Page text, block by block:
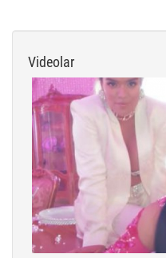
Videolar